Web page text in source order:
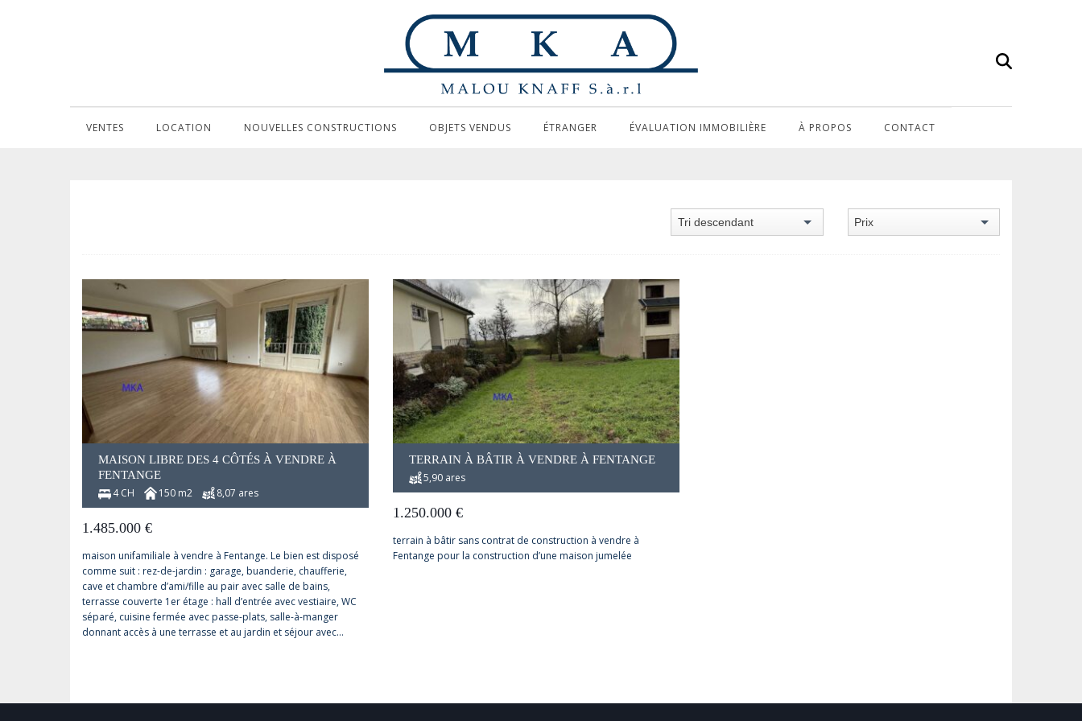
VENTES LOCATION NOUVELLES CONSTRUCTIONS OBJETS VENDUS ÉTRANGER ÉVALUATION IMMOBILIÈRE À PROPOS CONTACT
Tri descendant Prix
MAISON LIBRE DES 4 CÔTÉS À VENDRE À
FENTANGE
4 CH 150 m2 8,07 ares
1.485.000 €
maison unifamiliale à vendre à Fentange. Le bien est disposé
comme suit : rez-de-jardin : garage, buanderie, chaufferie,
cave et chambre d’ami/fille au pair avec salle de bains,
terrasse couverte 1er étage : hall d’entrée avec vestiaire, WC
séparé, cuisine fermée avec passe-plats, salle-à-manger
donnant accès à une terrasse et au jardin et séjour avec…
TERRAIN À BÂTIR À VENDRE À FENTANGE
5,90 ares
1.250.000 €
terrain à bâtir sans contrat de construction à vendre à
Fentange pour la construction d’une maison jumelée